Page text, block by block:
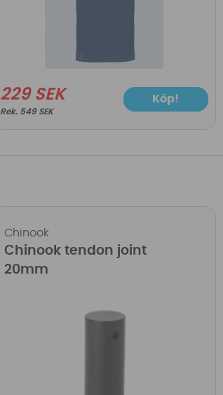
229 SEK
549 SEK
Köp!
Chinook
Chinook tendon joint
20mm